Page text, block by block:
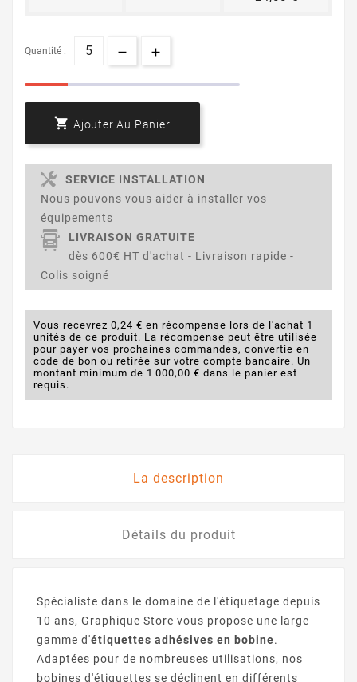
Quantité :
 Ajouter Au Panier
SERVICE INSTALLATION
Nous pouvons vous aider à installer vos
équipements
LIVRAISON GRATUITE
dès 600€ HT d'achat - Livraison rapide -
Colis soigné
Vous recevrez 0,24 € en récompense lors de l'achat 1
unités de ce produit. La récompense peut être utilisée
pour payer vos prochaines commandes, convertie en
code de bon ou retirée sur votre compte bancaire. Un
montant minimum de 1 000,00 € dans le panier est
requis.
La description
Détails du produit
Spécialiste dans le domaine de l'étiquetage depuis
10 ans, Graphique Store vous propose une large
gamme d'étiquettes adhésives en bobine.
Adaptées pour de nombreuses utilisations, nos
bobines d'étiquettes se déclinent en différents